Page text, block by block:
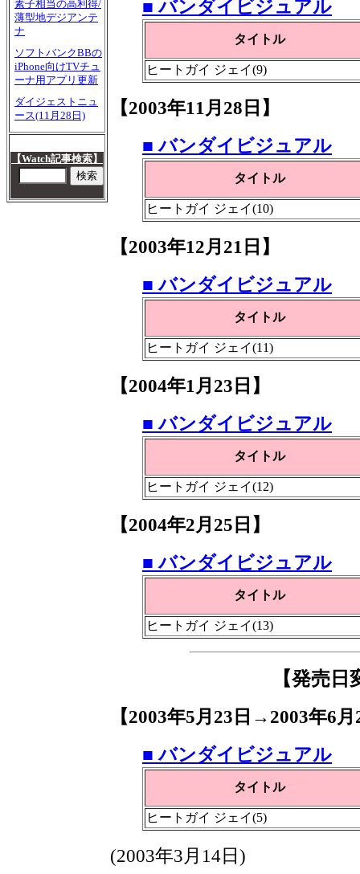
素子相当の高利得/
薄型地デジアンテ
ナ
ソフトバンクBBの
iPhone向けTVチュ
ーナ用アプリ更新
ダイジェストニュ
ース(11月28日)
【Watch記事検索】
■ バンダイビジュアル
タイトル
ヒートガイ ジェイ(9)
【2003年11月28日】
■ バンダイビジュアル
タイトル
ヒートガイ ジェイ(10)
【2003年12月21日】
■ バンダイビジュアル
タイトル
ヒートガイ ジェイ(11)
【2004年1月23日】
■ バンダイビジュアル
タイトル
ヒートガイ ジェイ(12)
【2004年2月25日】
■ バンダイビジュアル
タイトル
ヒートガイ ジェイ(13)
【発売日
【2003年5月23日→2003年6
■ バンダイビジュアル
タイトル
ヒートガイ ジェイ(5)
(2003年3月14日)